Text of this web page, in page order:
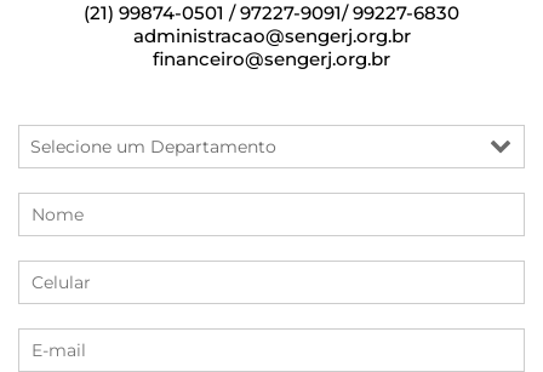
(21) 99874-0501 / 97227-9091/ 99227-6830
administracao@sengerj.org.br
financeiro@sengerj.org.br